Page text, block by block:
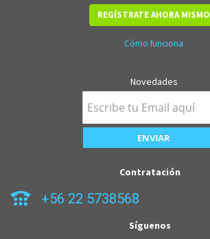
REGÍSTRATE AHORA MISMO
Cómo funciona
Novedades
Contratación
+56 22 5738568
Síguenos